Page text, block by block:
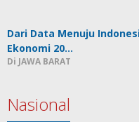
Dari Data Menuju
Ekonomi 20…
Di JAWA BARAT
Nasional